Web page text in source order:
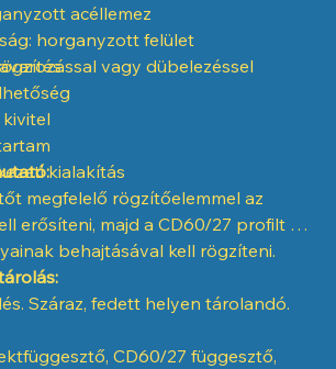
acéllemez
horganyzott felület
vagy dübelezéssel
kialakítás
megfelelő rögzítőelemmel az
erősíteni, majd a CD60/27 profilt a
behajtásával kell rögzíteni.
Száraz, fedett helyen tárolandó.
CD60/27 függesztő,